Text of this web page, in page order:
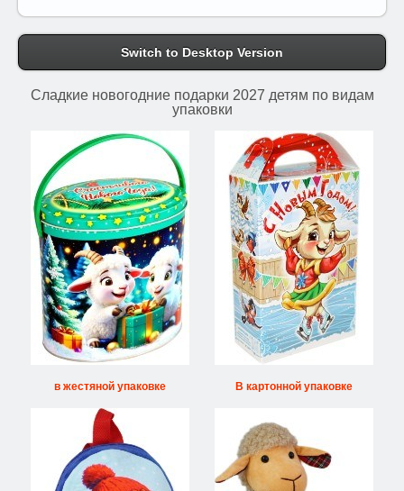
Switch to Desktop Version
Сладкие новогодние подарки 2027 детям по видам
упаковки
в жестяной упаковке В картонной упаковке